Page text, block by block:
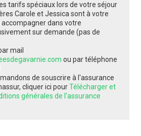
tarifs spéciaux lors de votre séjour
Carole et Jessica sont à votre
dans votre
sur demande (pas de
mail
ou par téléphone
de souscrire à l'assurance
cliquer ici pourTélécharger et
générales de l'assurance